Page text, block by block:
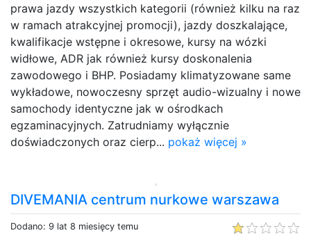
prawa jazdy wszystkich kategorii (również kilku na raz
w ramach atrakcyjnej promocji), jazdy doszkalające,
kwalifikacje wstępne i okresowe, kursy na wózki
widłowe, ADR jak również kursy doskonalenia
zawodowego i BHP. Posiadamy klimatyzowane same
wykładowe, nowoczesny sprzęt audio-wizualny i nowe
samochody identyczne jak w ośrodkach
egzaminacyjnych. Zatrudniamy wyłącznie
doświadczonych oraz cierp... pokaż więcej »
DIVEMANIA centrum nurkowe warszawa
Dodano: 9 lat 8 miesięcy temu